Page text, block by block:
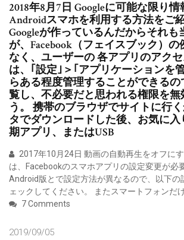
2018年8月7日 Googleに可能な限り
Androidスマホを利用する方法をご
Googleが作っているんだからそれも
が、Facebook（フェイスブック）の
なく、ユーザーの 各アプリのアク
は、｢設定｣＞｢アプリケーションを
らある程度管理することができる
覧し、不必要だと思われる権限を無
う。 携帯のブラウザでサイトに行
タでダウンロードした後、お気に
期アプリ、またはUSB
2017年10月24日 動画の自動再生をオフに
は、Facebookのスマホアプリの設定変更が必
Android版とで設定方法が異なるので、以下の
ェックしてください。 またスマートフォンだ
7 Comments
2019/09/05